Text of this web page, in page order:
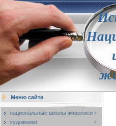
Меню сайта
национальные школы живописи
художники